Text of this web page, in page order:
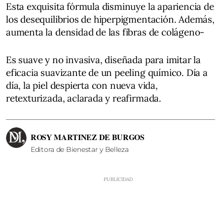
Esta exquisita fórmula disminuye la apariencia de
los desequilibrios de hiperpigmentación. Además,
aumenta la densidad de las fibras de colágeno-
Es suave y no invasiva, diseñada para imitar la
eficacia suavizante de un peeling químico. Día a
día, la piel despierta con nueva vida,
retexturizada, aclarada y reafirmada.
ROSY MARTINEZ DE BURGOS
Editora de Bienestar y Belleza